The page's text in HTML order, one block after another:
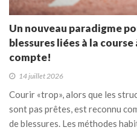
Un nouveau paradigme
blessures liées à la
compte!
14 juillet 2026
Courir «trop», alors que les
sont pas prêtes, est reconnu
de blessures. Les méthodes